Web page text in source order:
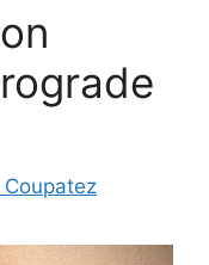
Coupatez